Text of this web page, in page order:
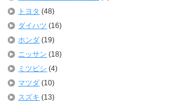
トヨタ (48)
ダイハツ (16)
ホンダ (19)
ニッサン (18)
ミツビシ (4)
マツダ (10)
スズキ (13)